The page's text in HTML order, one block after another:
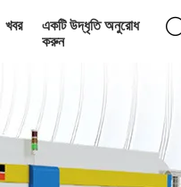
খবর
একটি উদ্ধৃতি অনুরোধ
করুন